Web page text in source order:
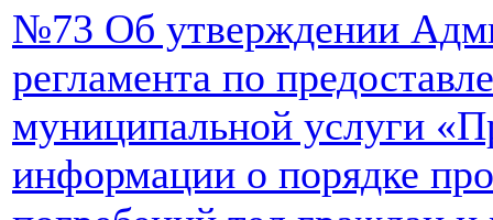
№73 Об утверждении
регламента по
муниципальной услуги
информации о порядке